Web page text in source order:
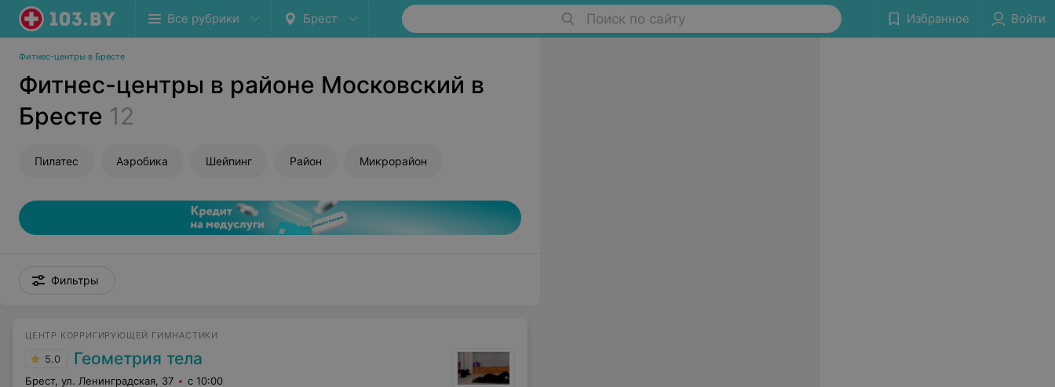
Все рубрики Брест Поиск по сайту Избранное Войти
Фитнес-центры в Бресте
Фитнес-центры в районе Московский в
Бресте 12
Пилатес Аэробика Шейпинг Район Микрорайон
Фильтры
ЦЕНТР КОРРИГИРУЮЩЕЙ ГИМНАСТИКИ
5.0 Геометрия тела
Брест, ул. Ленинградская, 37 с 10:00